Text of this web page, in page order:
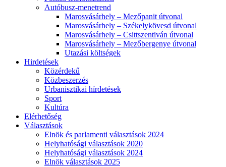
Autóbusz-menetrend
Marosvásárhely – Mezőpanit útvonal
Marosvásárhely – Székelykövesd útvonal
Marosvásárhely – Csittszentiván útvonal
Marosvásárhely – Mezőbergenye útvonal
Utazási költségek
Hirdetések
Közérdekű
Közbeszerzés
Urbanisztikai hírdetések
Sport
Kultúra
Elérhetőség
Választások
Elnök és parlamenti választások 2024
Helyhatósági választások 2020
Helyhatósági választások 2024
Elnök választások 2025